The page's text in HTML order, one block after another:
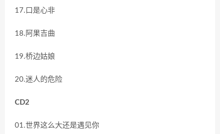
17.口是心非
18.阿果吉曲
19.桥边姑娘
20.迷人的危险
CD2
01.世界这么大还是遇见你